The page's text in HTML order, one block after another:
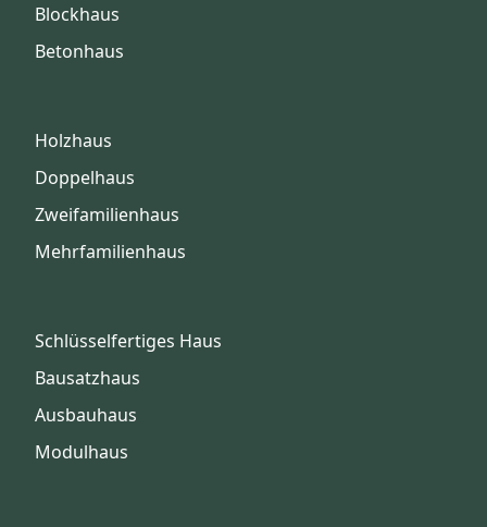
Blockhaus
Betonhaus
Holzhaus
Doppelhaus
Zweifamilienhaus
Mehrfamilienhaus
Schlüsselfertiges Haus
Bausatzhaus
Ausbauhaus
Modulhaus